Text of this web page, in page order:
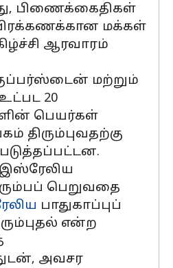
பிணைக்கைதிகள்
மக்கள்
ஆரவாரம்
மற்றும்
20
பெயர்கள்
திரும்புவதற்கு
பெறுவதை
பாதுகாப்புப்
என்ற
அவசர